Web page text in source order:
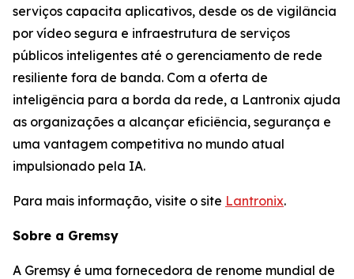
serviços capacita aplicativos, desde os de vigilância
por vídeo segura e infraestrutura de serviços
públicos inteligentes até o gerenciamento de rede
resiliente fora de banda. Com a oferta de
inteligência para a borda da rede, a Lantronix ajuda
as organizações a alcançar eficiência, segurança e
uma vantagem competitiva no mundo atual
impulsionado pela IA.
Para mais informação, visite o site Lantronix.
Sobre a Gremsy
A Gremsy é uma fornecedora de renome mundial de